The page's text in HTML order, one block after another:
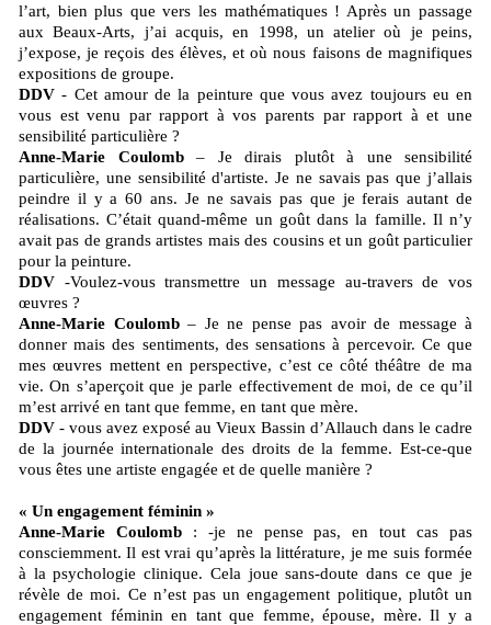
l’art, bien plus que vers les mathématiques ! Après un passage
aux Beaux-Arts, j’ai acquis, en 1998, un atelier où je peins,
j’expose, je reçois des élèves, et où nous faisons de magnifiques
expositions de groupe.
DDV - Cet amour de la peinture que vous avez toujours eu en
vous est venu par rapport à vos parents par rapport à et une
sensibilité particulière ?
Anne-Marie Coulomb– Je dirais plutôt à une sensibilité
particulière, une sensibilité d'artiste. Je ne savais pas que j’allais
peindre il y a 60 ans. Je ne savais pas que je ferais autant de
réalisations. C’était quand-même un goût dans la famille. Il n’y
avait pas de grands artistes mais des cousins et un goût particulier
pour la peinture.
DDV -Voulez-vous transmettre un message au-travers de vos
œuvres ?
Anne-Marie Coulomb– Je ne pense pas avoir de message à
donner mais des sentiments, des sensations à percevoir. Ce que
mes œuvres mettent en perspective, c’est ce côté théâtre de ma
vie. On s’aperçoit que je parle effectivement de moi, de ce qu’il
m’est arrivé en tant que femme, en tant que mère.
DDV - vous avez exposé au Vieux Bassin d’Allauch dans le cadre
de la journée internationale des droits de la femme. Est-ce-que
vous êtes une artiste engagée et de quelle manière ?
« Un engagement féminin »
Anne-Marie Coulomb: -je ne pense pas, en tout cas pas
consciemment. Il est vrai qu’après la littérature, je me suis formée
à la psychologie clinique. Cela joue sans-doute dans ce que je
révèle de moi. Ce n’est pas un engagement politique, plutôt un
engagement féminin en tant que femme, épouse, mère. Il y a